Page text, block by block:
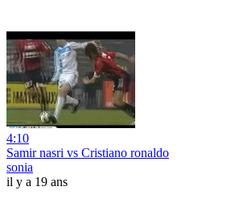
4:10
Samir nasri vs Cristiano ronaldo
sonia
il y a 19 ans